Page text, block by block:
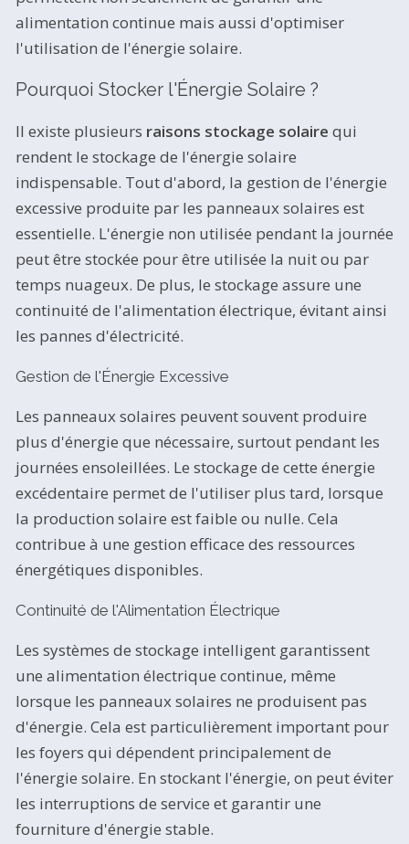
alimentation continue mais aussi d'optimiser
l'utilisation de l'énergie solaire.
Pourquoi Stocker l'Énergie Solaire ?
Il existe plusieurs raisons stockage solaire qui
rendent le stockage de l'énergie solaire
indispensable. Tout d'abord, la gestion de l'énergie
excessive produite par les panneaux solaires est
essentielle. L'énergie non utilisée pendant la journée
peut être stockée pour être utilisée la nuit ou par
temps nuageux. De plus, le stockage assure une
continuité de l'alimentation électrique, évitant ainsi
les pannes d'électricité.
Gestion de l'Énergie Excessive
Les panneaux solaires peuvent souvent produire
plus d'énergie que nécessaire, surtout pendant les
journées ensoleillées. Le stockage de cette énergie
excédentaire permet de l'utiliser plus tard, lorsque
la production solaire est faible ou nulle. Cela
contribue à une gestion efficace des ressources
énergétiques disponibles.
Continuité de l'Alimentation Électrique
Les systèmes de stockage intelligent garantissent
une alimentation électrique continue, même
lorsque les panneaux solaires ne produisent pas
d'énergie. Cela est particulièrement important pour
les foyers qui dépendent principalement de
l'énergie solaire. En stockant l'énergie, on peut éviter
les interruptions de service et garantir une
fourniture d'énergie stable.